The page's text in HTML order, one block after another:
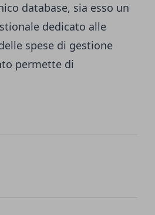
database, sia esso un
dedicato alle
spese di gestione
permette di